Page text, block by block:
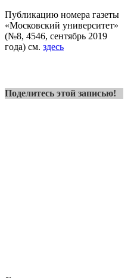
Публикацию номера газеты
«Московский университет»
(№8, 4546, сентябрь 2019
года) см. здесь
Поделитесь этой записью!